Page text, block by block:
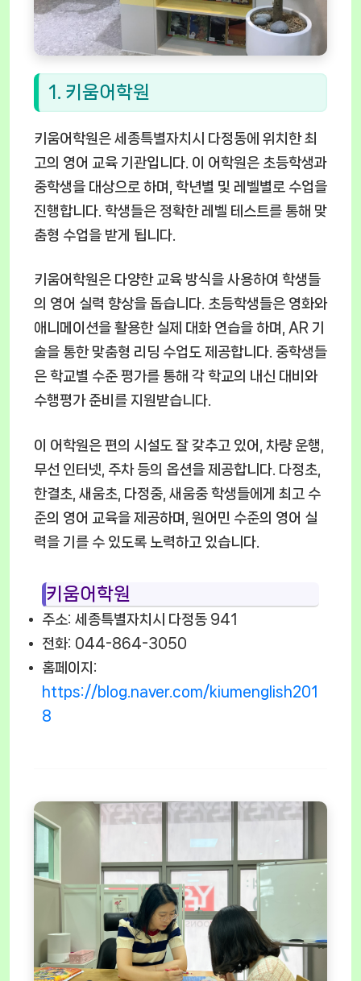
1. 키움어학원
키움어학원은 세종특별자치시 다정동에 위치한 최
고의 영어 교육 기관입니다. 이 어학원은 초등학생과
중학생을 대상으로 하며, 학년별 및 레벨별로 수업을
진행합니다. 학생들은 정확한 레벨 테스트를 통해 맞
춤형 수업을 받게 됩니다.
키움어학원은 다양한 교육 방식을 사용하여 학생들
의 영어 실력 향상을 돕습니다. 초등학생들은 영화와
애니메이션을 활용한 실제 대화 연습을 하며, AR 기
술을 통한 맞춤형 리딩 수업도 제공합니다. 중학생들
은 학교별 수준 평가를 통해 각 학교의 내신 대비와
수행평가 준비를 지원받습니다.
이 어학원은 편의 시설도 잘 갖추고 있어, 차량 운행,
무선 인터넷, 주차 등의 옵션을 제공합니다. 다정초,
한결초, 새움초, 다정중, 새움중 학생들에게 최고 수
준의 영어 교육을 제공하며, 원어민 수준의 영어 실
력을 기를 수 있도록 노력하고 있습니다.
키움어학원
주소: 세종특별자치시 다정동 941
전화: 044-864-3050
홈페이지:
https://blog.naver.com/kiumenglish201
8